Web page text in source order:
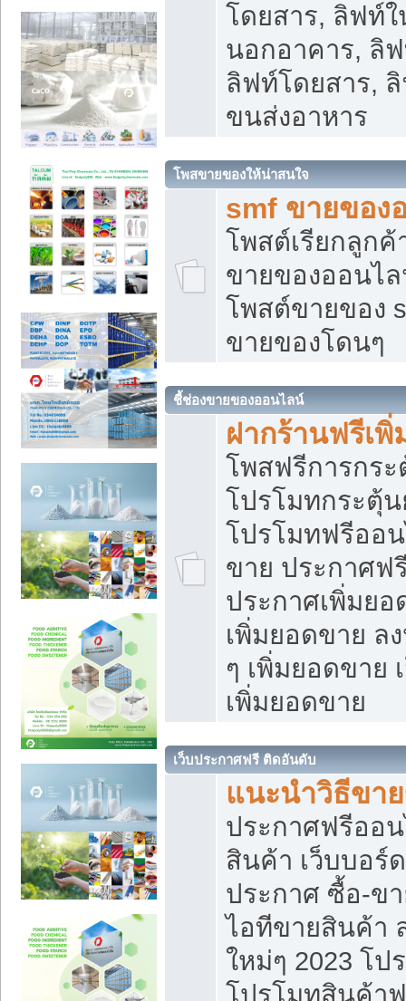
โดยสาร, ลิฟท์
นอกอาคาร, ลิ
ลิฟท์โดยสาร,
ขนส่งอาหาร
โพสขายของให้น่าสนใจ
smf ขายของ
โพสต์เรียกลูกค้
ขายของออนไ
โพสต์ขายของ
ขายของโดนๆ
ชี้ช่องขายของออนไลน์
ฝากร้านฟรีเ
โพสฟรีการกร
โปรโมทกระตุ้
โปรโมทฟรีออ
ขาย ประกาศฟ
ประกาศเพิ่มย
เพิ่มยอดขาย ล
ๆ เพิ่มยอดขาย
เพิ่มยอดขาย
เว็บประกาศฟรี ติดอันดับ
แนะนำวิธีขา
ประกาศฟรีออ
สินค้า เว็บบอร์
ประกาศ ซื้อ-ข
ไอทีขายสินค้า
ใหม่ๆ 2023 โป
โปรโมทสินค้า